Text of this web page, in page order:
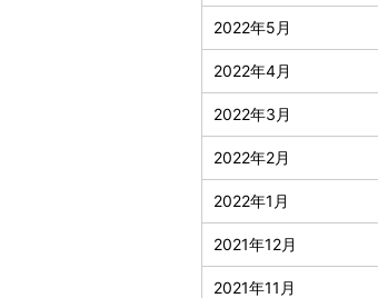
2022年5月
2022年4月
2022年3月
2022年2月
2022年1月
2021年12月
2021年11月